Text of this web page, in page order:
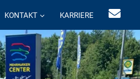
KONTAKT KARRIERE